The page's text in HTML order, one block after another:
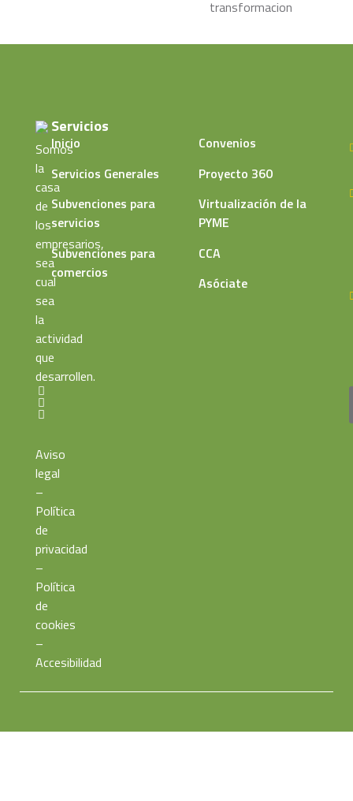
Somos
la
casa
de
los
empresarios,
sea
cual
sea
la
actividad
que
desarrollen.
Aviso
legal
–
Política
de
privacidad
–
Política
de
cookies
–
Accesibilidad
Servicios
Inicio
Servicios Generales
Subvenciones para
servicios
Subvenciones para
comercios
Convenios
Proyecto 360
Virtualización de la
PYME
CCA
Asóciate